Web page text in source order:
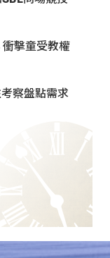
擊童受教權
察盤點需求